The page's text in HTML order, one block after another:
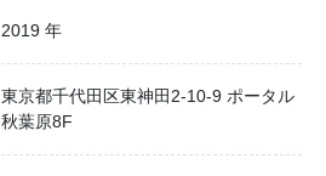
2019 年
東京都千代田区東神田2-10-9 ポータル
秋葉原8F